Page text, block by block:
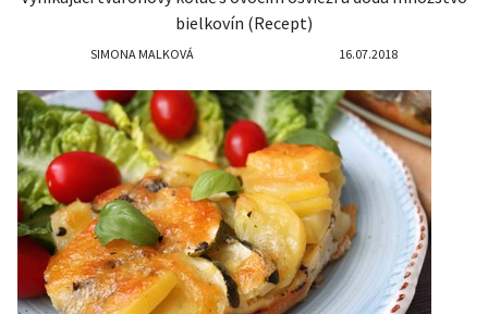
bielkovín (Recept)
SIMONA MALKOVÁ 16.07.2018